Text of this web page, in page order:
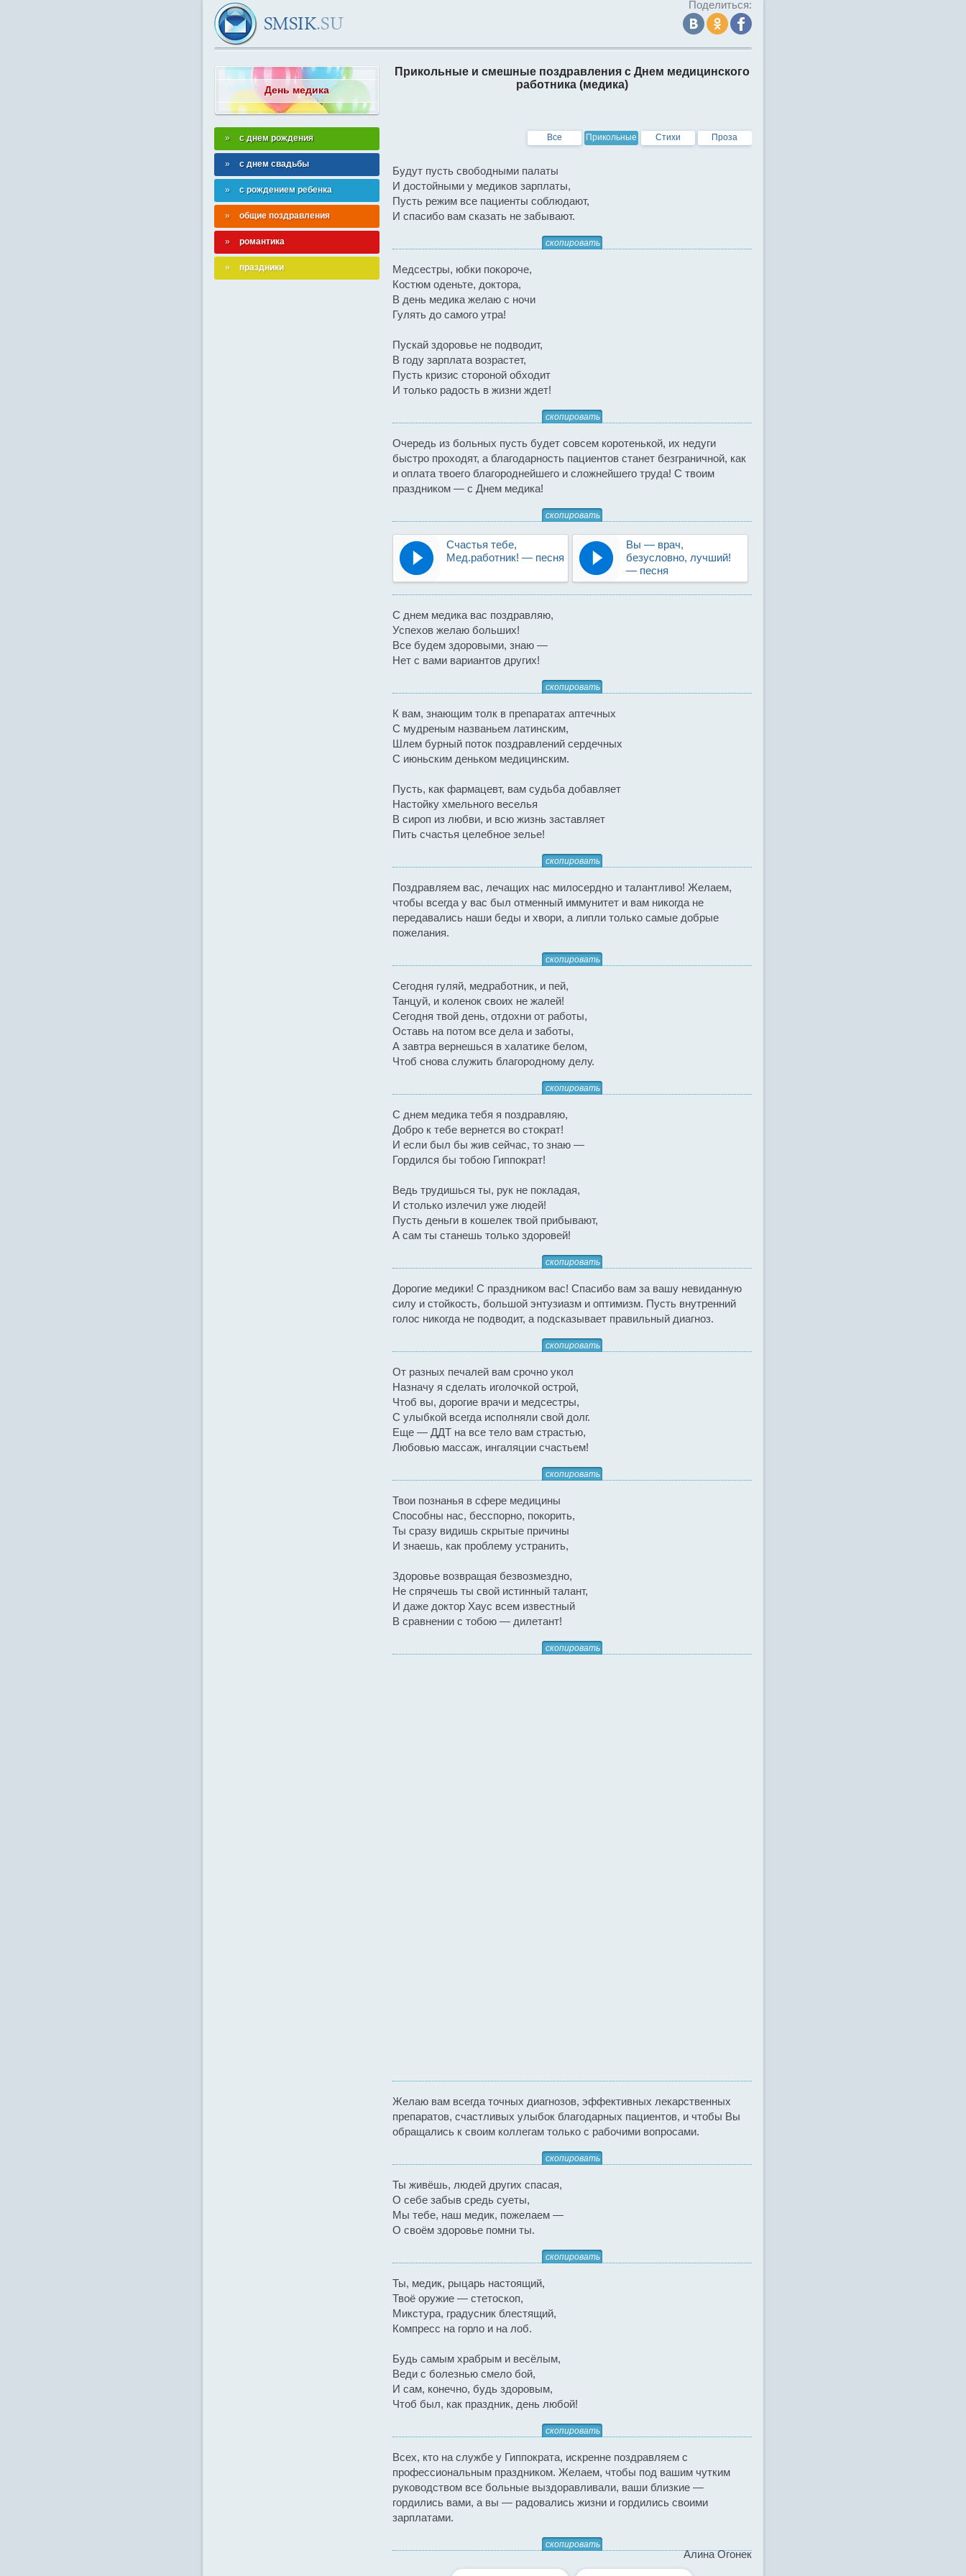
Поделиться:
Прикольные и смешные поздравления с Днем медицинского
работника (медика)
Все Прикольные Стихи Проза
Будут пусть свободными палаты
И достойными у медиков зарплаты,
Пусть режим все пациенты соблюдают,
И спасибо вам сказать не забывают.
скопировать
Медсестры, юбки покороче,
Костюм оденьте, доктора,
В день медика желаю с ночи
Гулять до самого утра!
Пускай здоровье не подводит,
В году зарплата возрастет,
Пусть кризис стороной обходит
И только радость в жизни ждет!
скопировать
Очередь из больных пусть будет совсем коротенькой, их недуги
быстро проходят, а благодарность пациентов станет безграничной, как
и оплата твоего благороднейшего и сложнейшего труда! С твоим
праздником — с Днем медика!
скопировать
Счастья тебе,
Мед.работник! — песня
Вы — врач,
безусловно, лучший!
— песня
С днем медика вас поздравляю,
Успехов желаю больших!
Все будем здоровыми, знаю —
Нет с вами вариантов других!
скопировать
К вам, знающим толк в препаратах аптечных
С мудреным названьем латинским,
Шлем бурный поток поздравлений сердечных
С июньским деньком медицинским.
Пусть, как фармацевт, вам судьба добавляет
Настойку хмельного веселья
В сироп из любви, и всю жизнь заставляет
Пить счастья целебное зелье!
скопировать
Поздравляем вас, лечащих нас милосердно и талантливо! Желаем,
чтобы всегда у вас был отменный иммунитет и вам никогда не
передавались наши беды и хвори, а липли только самые добрые
пожелания.
скопировать
Сегодня гуляй, медработник, и пей,
Танцуй, и коленок своих не жалей!
Сегодня твой день, отдохни от работы,
Оставь на потом все дела и заботы,
А завтра вернешься в халатике белом,
Чтоб снова служить благородному делу.
скопировать
С днем медика тебя я поздравляю,
Добро к тебе вернется во стократ!
И если был бы жив сейчас, то знаю —
Гордился бы тобою Гиппократ!
Ведь трудишься ты, рук не покладая,
И столько излечил уже людей!
Пусть деньги в кошелек твой прибывают,
А сам ты станешь только здоровей!
скопировать
Дорогие медики! С праздником вас! Спасибо вам за вашу невиданную
силу и стойкость, большой энтузиазм и оптимизм. Пусть внутренний
голос никогда не подводит, а подсказывает правильный диагноз.
скопировать
От разных печалей вам срочно укол
Назначу я сделать иголочкой острой,
Чтоб вы, дорогие врачи и медсестры,
С улыбкой всегда исполняли свой долг.
Еще — ДДТ на все тело вам страстью,
Любовью массаж, ингаляции счастьем!
скопировать
Твои познанья в сфере медицины
Способны нас, бесспорно, покорить,
Ты сразу видишь скрытые причины
И знаешь, как проблему устранить,
Здоровье возвращая безвозмездно,
Не спрячешь ты свой истинный талант,
И даже доктор Хаус всем известный
В сравнении с тобою — дилетант!
скопировать
Желаю вам всегда точных диагнозов, эффективных лекарственных
препаратов, счастливых улыбок благодарных пациентов, и чтобы Вы
обращались к своим коллегам только с рабочими вопросами.
скопировать
Ты живёшь, людей других спасая,
О себе забыв средь суеты,
Мы тебе, наш медик, пожелаем —
О своём здоровье помни ты.
скопировать
Ты, медик, рыцарь настоящий,
Твоё оружие — стетоскоп,
Микстура, градусник блестящий,
Компресс на горло и на лоб.
Будь самым храбрым и весёлым,
Веди с болезнью смело бой,
И сам, конечно, будь здоровым,
Чтоб был, как праздник, день любой!
скопировать
Всех, кто на службе у Гиппократа, искренне поздравляем с
профессиональным праздником. Желаем, чтобы под вашим чутким
руководством все больные выздоравливали, ваши близкие —
гордились вами, а вы — радовались жизни и гордились своими
зарплатами.
скопировать
Алина Огонек
День медика
с днем рождения
с днем свадьбы
с рождением ребенка
общие поздравления
романтика
праздники